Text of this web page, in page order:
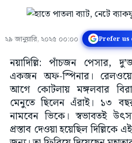
২৯ জানুয়ারি, ২০২৫ ০০:০০ Prefer us
নয়াদিল্লি: পাঁচজন পেসার,
একজন অফ-স্পিনার।
আগে কোটলায় মঙ্গলবার
মেনুতে ছিলেন এঁরাই। ১৩
নামবেন ভিকে। স্বভাবতই
প্রস্তাব দেওয়া হয়েছিল দিল্লিকে